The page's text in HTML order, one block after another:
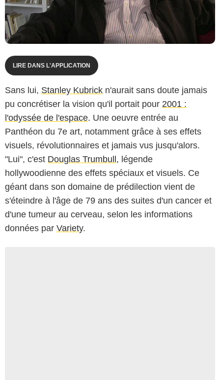
LIRE DANS L'APPLICATION
Sans lui, Stanley Kubrick n'aurait sans doute jamais
pu concrétiser la vision qu'il portait pour 2001 :
l'odyssée de l'espace. Une oeuvre entrée au
Panthéon du 7e art, notamment grâce à ses effets
visuels, révolutionnaires et jamais vus jusqu'alors.
"Lui", c'est Douglas Trumbull, légende
hollywoodienne des effets spéciaux et visuels. Ce
géant dans son domaine de prédilection vient de
s'éteindre à l'âge de 79 ans des suites d'un cancer et
d'une tumeur au cerveau, selon les informations
données par Variety.